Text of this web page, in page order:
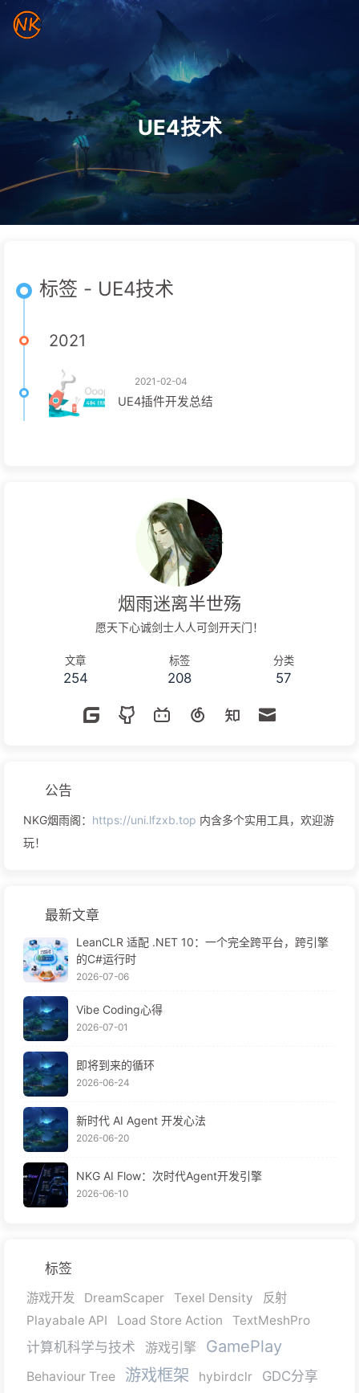
UE4技术
标签 - UE4技术
2021
2021-02-04
UE4插件开发总结
烟雨迷离半世殇
愿天下心诚剑士人人可剑开天门！
文章
254
标签
208
分类
57
公告
NKG烟雨阁： https://uni.lfzxb.top 内含多个实用工具，欢迎游
玩！
最新文章
LeanCLR 适配 .NET 10：一个完全跨平台，跨引擎
的C#运行时
2026-07-06
Vibe Coding心得
2026-07-01
即将到来的循环
2026-06-24
新时代 AI Agent 开发心法
2026-06-20
NKG AI Flow：次时代Agent开发引擎
2026-06-10
标签
游戏开发 DreamScaper Texel Density
反射
Playabale API
Load Store Action TextMeshPro
计算机科学与技术 游戏引擎 GamePlay
Behaviour Tree 游戏框架 hybirdclr GDC分享